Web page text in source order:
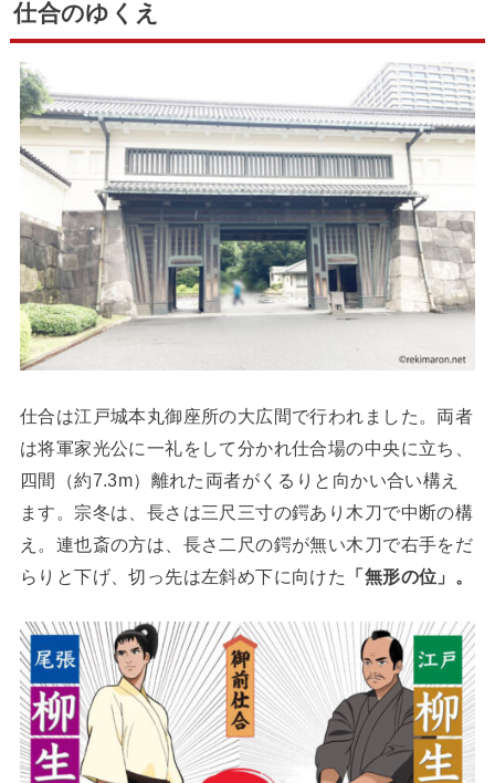
仕合のゆくえ
仕合は江戸城本丸御座所の大広間で行われました。両者
は将軍家光公に一礼をして分かれ仕合場の中央に立ち、
四間（約7.3m）離れた両者がくるりと向かい合い構え
ます。宗冬は、長さは三尺三寸の鍔あり木刀で中断の構
え。連也斎の方は、長さ二尺の鍔が無い木刀で右手をだ
らりと下げ、切っ先は左斜め下に向けた
「無形の位」。